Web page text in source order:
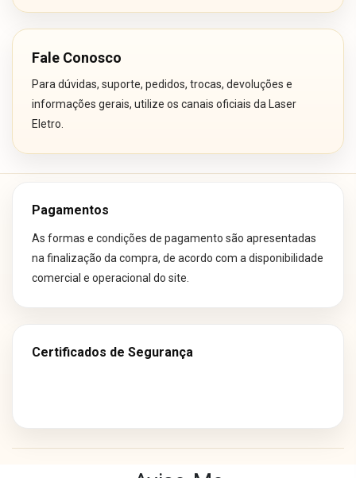
Fale Conosco
Para dúvidas, suporte, pedidos, trocas, devoluções e
informações gerais, utilize os canais oficiais da Laser
Eletro.
Pagamentos
As formas e condições de pagamento são apresentadas
na finalização da compra, de acordo com a disponibilidade
comercial e operacional do site.
Certificados de Segurança
Os preços e condições de pagamento divulgados em nosso site são